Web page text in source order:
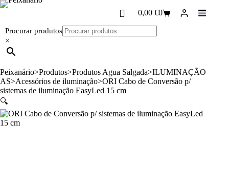
Pular
conteúdo
Carrinho
de
compras
0,00€0
Procurar produtos
×
Peixanário>Produtos>Produtos Agua Salgada>ILUMINAÇÃO
AS>Acessórios de iluminação>ORI Cabo de Conversão p/
sistemas de iluminação EasyLed 15 cm
🔍